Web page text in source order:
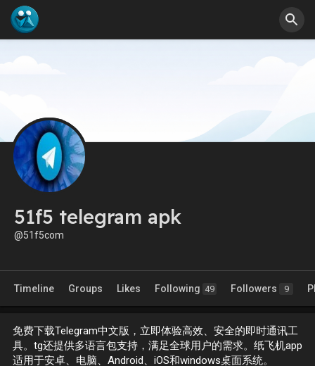
51f5 telegram apk
@51f5com
Timeline Groups Likes Following 49 Followers 9
免费下载Telegram中文版，立即体验高效、安全的即时通讯工
具。tg还提供多语言包支持，满足全球用户的需求。纸飞机app
适用于安卓、电脑、Android、iOS和windows桌面系统。